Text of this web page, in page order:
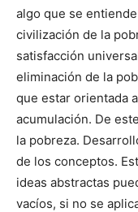
algo que se
civilización de la
satisfacción
eliminación de la
que estar orientada
acumulación. De
la pobreza.
de los conceptos.
ideas abstractas
vacíos, si no se